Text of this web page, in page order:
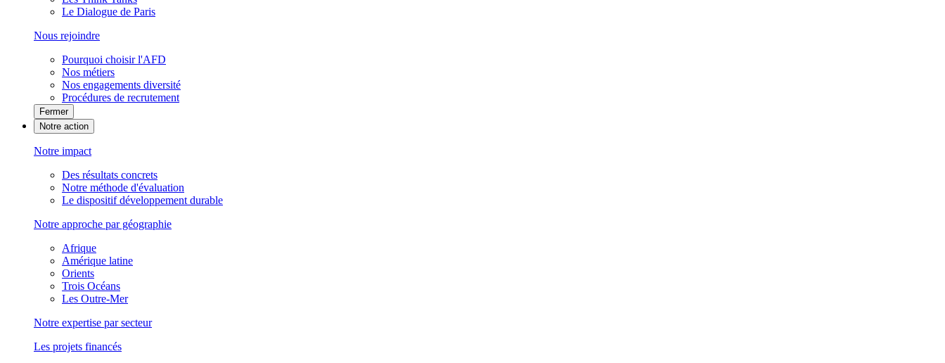
Le Dialogue de Paris
Nous rejoindre
Pourquoi choisir l'AFD
Nos métiers
Nos engagements diversité
Procédures de recrutement
Fermer
Notre action
Notre impact
Des résultats concrets
Notre méthode d'évaluation
Le dispositif développement durable
Notre approche par géographie
Afrique
Amérique latine
Orients
Trois Océans
Les Outre-Mer
Notre expertise par secteur
Les projets financés